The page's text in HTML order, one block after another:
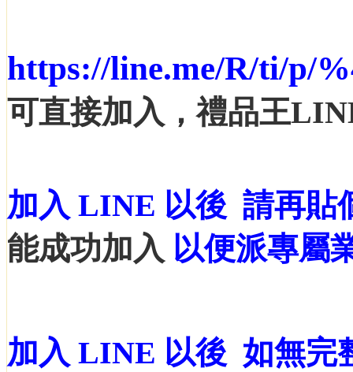
https://line.me/R/ti/p/
可直接加入 ，禮品王
加入 LINE 以後 請再貼
能成功加入 以便派專屬
加入 LINE 以後 如無完